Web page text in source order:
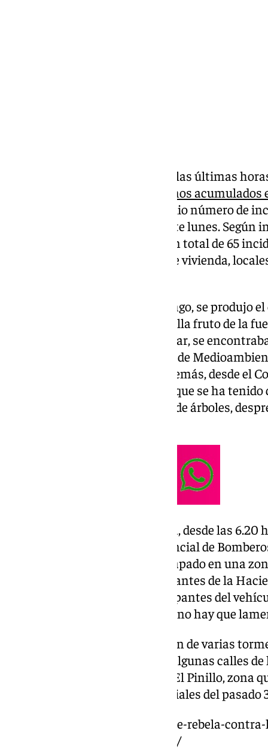
Las lluvias registradas durante las últimas
‘Borrasca Jana’ han dejado buenos
, como también un amplio número de
del domingo y madrugada de este lunes. Según
Emergencias de 112, han sido un total de 65
anegaciones de garajes, bajos de vivienda,
A última hora del pasado domingo, se produjo
antiguo del municipio de Marbella fruto de la
ubicada en la céntrica calle Aduar, se
según ha informado el concejal de
lamentar daños personales. Además, desde el
sido una noche «complicada» y que se ha
acumulaciones de agua, caídas de árboles,
Mientras tanto en Vélez Málaga, desde las 6.20
dotaciones del Consorcio Provincial de
vehículo que se encontraba atrapado en una
Seco, en la carretera de Arenas, antes de la
municipio. A su llegada, los ocupantes del
coche y según se ha informado, no hay que
En Torremolinos, la consecución de varias
dejado imágenes de riadas por algunas calles
las carreteras de la barriada de El Pinillo, zona
afectada con las lluvias torrenciales del pasado
https://www.101tv.es/malaga-se-rebela-
amarillo-por-lluvias-este-lunes/